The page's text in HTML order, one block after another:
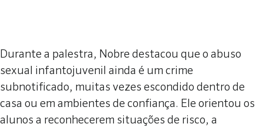
Durante a palestra, Nobre destacou que o abuso
sexual infantojuvenil ainda é um crime
subnotificado, muitas vezes escondido dentro de
casa ou em ambientes de confiança. Ele orientou os
alunos a reconhecerem situações de risco, a